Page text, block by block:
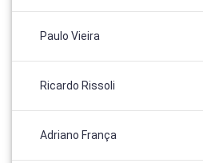
Paulo Vieira
Ricardo Rissoli
Adriano França